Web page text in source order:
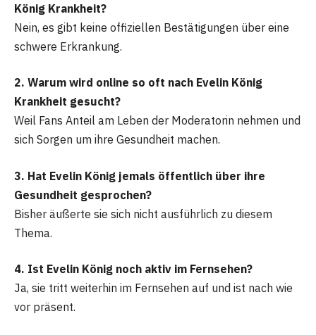
König Krankheit?
Nein, es gibt keine offiziellen Bestätigungen über eine
schwere Erkrankung.
2. Warum wird online so oft nach Evelin König
Krankheit gesucht?
Weil Fans Anteil am Leben der Moderatorin nehmen und
sich Sorgen um ihre Gesundheit machen.
3. Hat Evelin König jemals öffentlich über ihre
Gesundheit gesprochen?
Bisher äußerte sie sich nicht ausführlich zu diesem
Thema.
4. Ist Evelin König noch aktiv im Fernsehen?
Ja, sie tritt weiterhin im Fernsehen auf und ist nach wie
vor präsent.